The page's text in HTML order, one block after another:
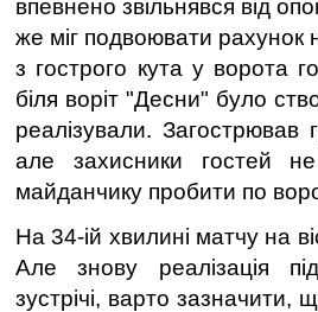
впевнено звільнявся від
же міг подвоювати рахунок
з гострого кута у ворота
біля воріт "Десни" було
реалізували.
але захисники гостей
майданчику пробити по
На 34-ій хвилині матчу на
Але знову реалізація
зустрічі, варто зазначити,